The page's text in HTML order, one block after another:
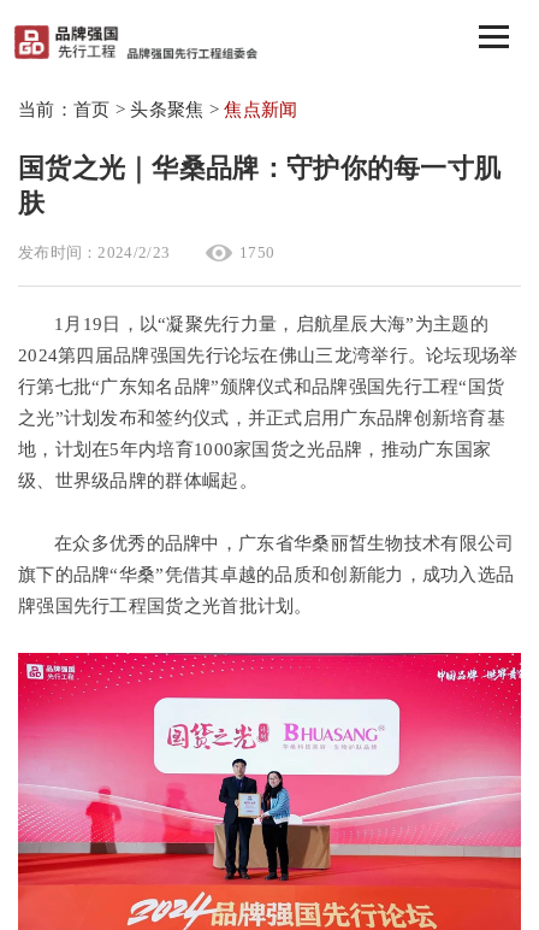
当前：首页 > 头条聚焦 >焦点新闻
国货之光｜华桑品牌：守护你的每一寸肌
肤
发布时间：2024/2/23 1750
1月19日，以“凝聚先行力量，启航星辰大海”为主题的
2024第四届品牌强国先行论坛在佛山三龙湾举行。论坛现场举
行第七批“广东知名品牌”颁牌仪式和品牌强国先行工程“国货
之光”计划发布和签约仪式，并正式启用广东品牌创新培育基
地，计划在5年内培育1000家国货之光品牌，推动广东国家
级、世界级品牌的群体崛起。
在众多优秀的品牌中，广东省华桑丽晳生物技术有限公司
旗下的品牌“华桑”凭借其卓越的品质和创新能力，成功入选品
牌强国先行工程国货之光首批计划。